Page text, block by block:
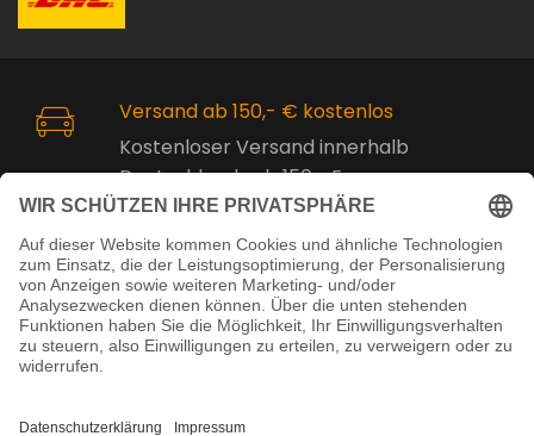
Versand ab 150,- € kostenlos
Kostenloser Versand innerhalb
Deutschlands ab 150,- Euro.
Online Support
Kostenlose Beratung vor und nach
dem Kauf!